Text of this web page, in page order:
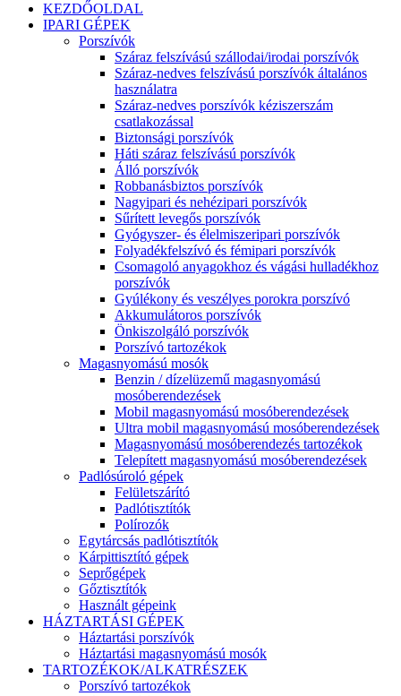
KEZDŐOLDAL
IPARI GÉPEK
Porszívók
Száraz felszívású szállodai/irodai porszívók
Száraz-nedves felszívású porszívók általános
használatra
Száraz-nedves porszívók kéziszerszám
csatlakozással
Biztonsági porszívók
Háti száraz felszívású porszívók
Álló porszívók
Robbanásbiztos porszívók
Nagyipari és nehézipari porszívók
Sűrített levegős porszívók
Gyógyszer- és élelmiszeripari porszívók
Folyadékfelszívó és fémipari porszívók
Csomagoló anyagokhoz és vágási hulladékhoz
porszívók
Gyúlékony és veszélyes porokra porszívó
Akkumulátoros porszívók
Önkiszolgáló porszívók
Porszívó tartozékok
Magasnyomású mosók
Benzin / dízelüzemű magasnyomású
mosóberendezések
Mobil magasnyomású mosóberendezések
Ultra mobil magasnyomású mosóberendezések
Magasnyomású mosóberendezés tartozékok
Telepített magasnyomású mosóberendezések
Padlósúroló gépek
Felületszárító
Padlótisztítók
Polírozók
Egytárcsás padlótisztítók
Kárpittisztító gépek
Seprőgépek
Gőztisztítók
Használt gépeink
HÁZTARTÁSI GÉPEK
Háztartási porszívók
Háztartási magasnyomású mosók
TARTOZÉKOK/ALKATRÉSZEK
Porszívó tartozékok